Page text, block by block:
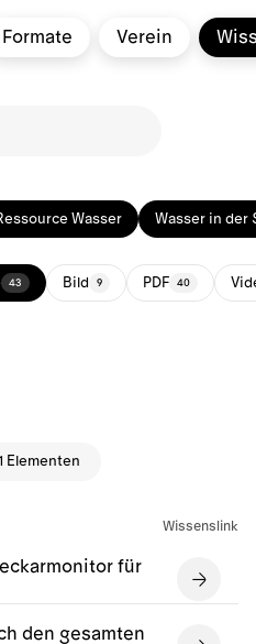
Formate Verein
Wasser Wasser in der
43 Bild 9 PDF 40
Elementen
Wissenslink
für
den gesamten